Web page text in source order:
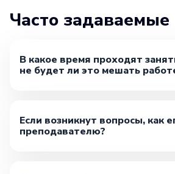
Часто
В какое время проходят
не будет ли это мешать
Если возникнут вопросы, как
преподавателю?